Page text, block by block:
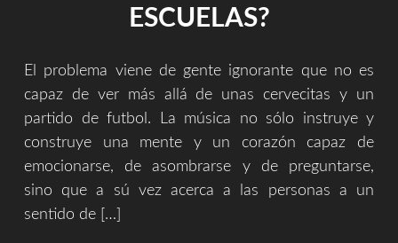
ESCUELAS?
El problema viene de gente ignorante que no es
capaz de ver más allá de unas cervecitas y un
partido de futbol. La música no sólo instruye y
construye una mente y un corazón capaz de
emocionarse, de asombrarse y de preguntarse,
sino que a sú vez acerca a las personas a un
sentido de […]